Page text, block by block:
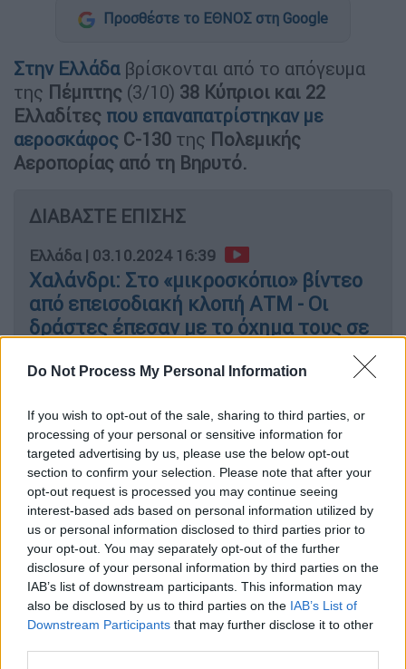
Do Not Process My Personal Information
If you wish to opt-out of the sale, sharing to third parties, or
processing of your personal or sensitive information for
targeted advertising by us, please use the below opt-out
section to confirm your selection. Please note that after your
opt-out request is processed you may continue seeing
interest-based ads based on personal information utilized by
us or personal information disclosed to third parties prior to
your opt-out. You may separately opt-out of the further
disclosure of your personal information by third parties on the
IAB’s list of downstream participants. This information may
also be disclosed by us to third parties on the IAB’s List of
Downstream Participants that may further disclose it to other
Προσθέστε το ΕΘΝΟΣ στη Google
Στην Ελλάδα βρίσκονται από το απόγευμα
της Πέμπτης (3/10) 38 Κύπριοι και 22
Ελλαδίτες που επαναπατρίστηκαν με
αεροσκάφος C-130 της Πολεμικής
Αεροπορίας από τη Βηρυτό.
ΔΙΑΒΑΣΤΕ ΕΠΙΣΗΣ
Ελλάδα | 03.10.2024 16:39
Χαλάνδρι: Στο «μικροσκόπιο» βίντεο
από επεισοδιακή κλοπή ΑΤΜ - Οι
δράστες έπεσαν με το όχημα τους σε
Από χθες, τοΥπουργείο Εθνικής Άμυνας
στήσει μια τιτάνια επιχείρηση θέτοντας σε
ετοιμότητα3 αεροσκάφη C-130 της
Πολεμικής Αεροπορίαςκαι πλοία του
Πολεμικού Ναυτικούπροκειμένου να
επιχειρήσουν για απεγκλωβισμό Ελλαδιτών
και Κύπριων υπηκόωναπό τον Λίβανο.
«Συγχαρητήρια σε όσους συνέβαλαν
στην επιχείρηση»